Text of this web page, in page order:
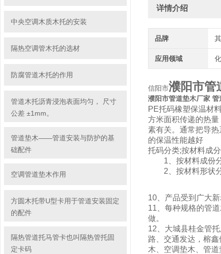
中央空调木质木托的安装
隔热空调管木托的选材
防腐管道木托的作用
管道木托沥青浸泡表面均匀， 尺寸
公差 ±1mm。
管道垫木——管道安装与防护的基
础配件
空调管道垫木作用
方圆木托带U型卡用于管道安装固定
的配件
隔热管道托马管卡也叫隔热管托固
定卡码
详情介绍
品牌
应用领域
信阳市濮阳市管
濮阳市管道垫木厂家 管
PE托码橡塑保温材
方米面积传递的热
素有关。通常把导
的保温性能越好
托码分类;按材料成
1、按材料成份分
2、按材料形状分
10、产品受到广大
11、每种规格的管
做。
12、大城县桂金管
路、交通发达，榕
木、空调垫木、管